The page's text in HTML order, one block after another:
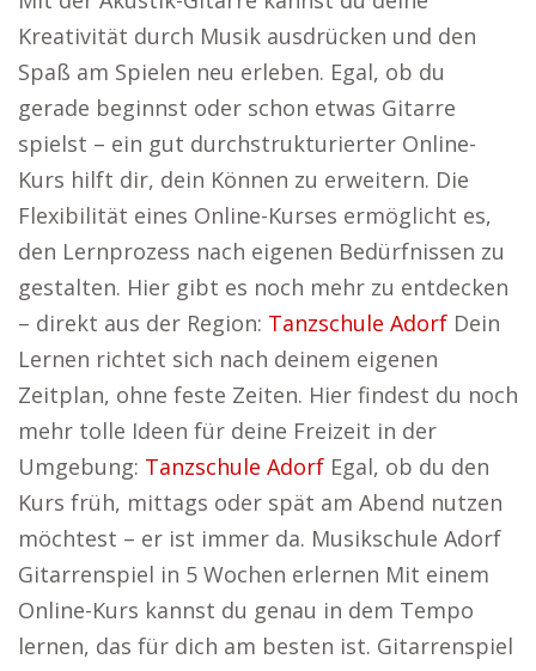
Kreativität durch Musik ausdrücken und den
Spaß am Spielen neu erleben. Egal, ob du
gerade beginnst oder schon etwas Gitarre
spielst – ein gut durchstrukturierter Online-
Kurs hilft dir, dein Können zu erweitern. Die
Flexibilität eines Online-Kurses ermöglicht es,
den Lernprozess nach eigenen Bedürfnissen zu
gestalten. Hier gibt es noch mehr zu entdecken
– direkt aus der Region: Tanzschule Adorf Dein
Lernen richtet sich nach deinem eigenen
Zeitplan, ohne feste Zeiten. Hier findest du noch
mehr tolle Ideen für deine Freizeit in der
Umgebung: Tanzschule Adorf Egal, ob du den
Kurs früh, mittags oder spät am Abend nutzen
möchtest – er ist immer da. Musikschule Adorf
Gitarrenspiel in 5 Wochen erlernen Mit einem
Online-Kurs kannst du genau in dem Tempo
lernen, das für dich am besten ist. Gitarrenspiel